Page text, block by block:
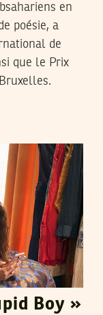
en
poésie, a
de
que le Prix
Boy »